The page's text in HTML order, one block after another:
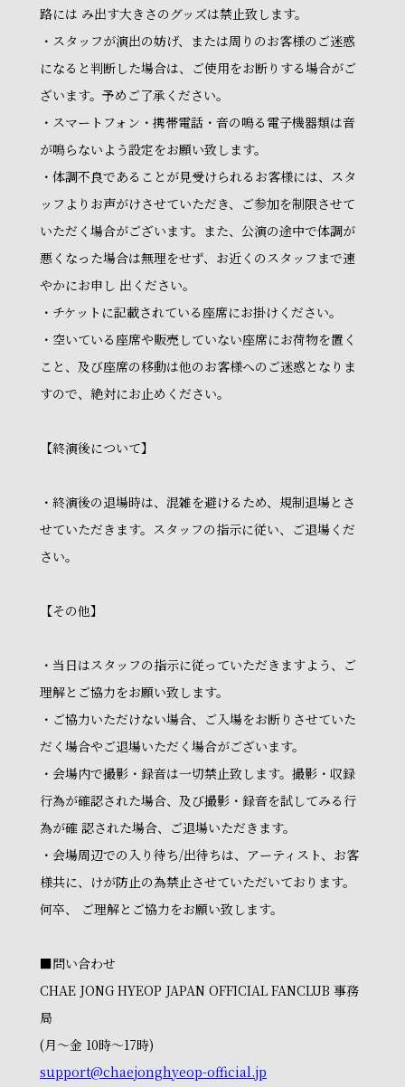
路には み出す大きさのグッズは禁止致します。
・スタッフが演出の妨げ、または周りのお客様のご迷惑
になると判断した場合は、ご使用をお断りする場合がご
ざいます。予めご了承ください。
・スマートフォン・携帯電話・音の鳴る電子機器類は音
が鳴らないよう設定をお願い致します。
・体調不良であることが見受けられるお客様には、スタ
ッフよりお声がけさせていただき、ご参加を制限させて
いただく場合がございます。また、公演の途中で体調が
悪くなった場合は無理をせず、お近くのスタッフまで速
やかにお申し 出ください。
・チケットに記載されている座席にお掛けください。
・空いている座席や販売していない座席にお荷物を置く
こと、及び座席の移動は他のお客様へのご迷惑となりま
すので、絶対にお止めください。
【終演後について】
・終演後の退場時は、混雑を避けるため、規制退場とさ
せていただきます。スタッフの指示に従い、ご退場くだ
さい。
【その他】
・当日はスタッフの指示に従っていただきますよう、ご
理解とご協力をお願い致します。
・ご協力いただけない場合、ご入場をお断りさせていた
だく場合やご退場いただく場合がございます。
・会場内で撮影・録音は一切禁止致します。撮影・収録
行為が確認された場合、及び撮影・録音を試してみる行
為が確 認された場合、ご退場いただきます。
・会場周辺での入り待ち/出待ちは、アーティスト、お客
様共に、けが防止の為禁止させていただいております。
何卒、 ご理解とご協力をお願い致します。
■問い合わせ
CHAE JONG HYEOP JAPAN OFFICIAL FANCLUB 事務
局
(月～金 10時～17時)
support@chaejonghyeop-official.jp